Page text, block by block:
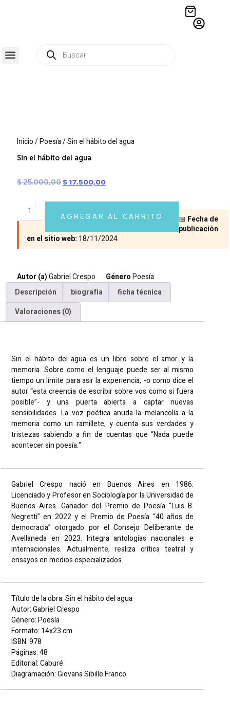
Inicio/Poesía/ Sin el hábito del agua
Sin el hábito del agua
$25.000,00 $ 17.500,00
AGREGAR AL CARRITO 📅 Fecha de
publicación
en el sitio web: 18/11/2024
Autor (a)Gabriel Crespo GéneroPoesía
Descripción
biografía
ficha técnica
Valoraciones (0)
Sin el hábito del agua es un libro sobre el amor y la
memoria. Sobre como el lenguaje puede ser al mismo
tiempo un límite para asir la experiencia, -o como dice el
autor “esta creencia de escribir sobre vos como si fuera
posible”- y una puerta abierta a captar nuevas
sensibilidades. La voz poética anuda la melancolía a la
memoria como un ramillete, y cuenta sus verdades y
tristezas sabiendo a fin de cuentas que “Nada puede
acontecer sin poesía.”
Gabriel Crespo nació en Buenos Aires en 1986.
Licenciado y Profesor en Sociología por la Universidad de
Buenos Aires. Ganador del Premio de Poesía “Luis B.
Negretti” en 2022 y el Premio de Poesía “40 años de
democracia” otorgado por el Consejo Deliberante de
Avellaneda en 2023. Integra antologías nacionales e
internacionales. Actualmente, realiza crítica teatral y
ensayos en medios especializados.
Título de la obra: Sin el hábito del agua
Autor: Gabriel Crespo
Género: Poesía
Formato: 14x23 cm
ISBN: 978
Páginas: 48
Editorial: Caburé
Diagramación: Giovana Sibille Franco